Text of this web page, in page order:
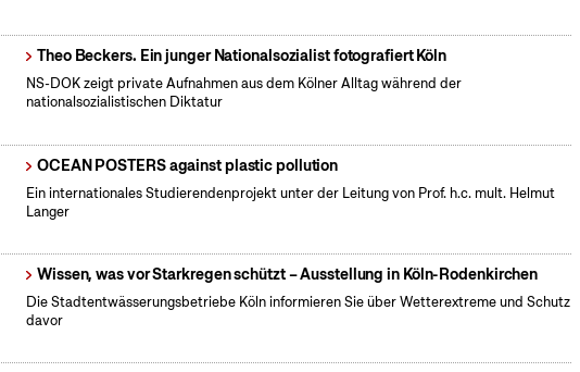
Theo Beckers. Ein junger Nationalsozialist fotografiert Köln
NS-DOK zeigt private Aufnahmen aus dem Kölner Alltag während der
nationalsozialistischen Diktatur
OCEAN POSTERS against plastic pollution
Ein internationales Studierendenprojekt unter der Leitung von Prof. h.c. mult. Helmut
Langer
Wissen, was vor Starkregen schützt – Ausstellung in Köln-Rodenkirchen
Die Stadtentwässerungsbetriebe Köln informieren Sie über Wetterextreme und Schutz
davor